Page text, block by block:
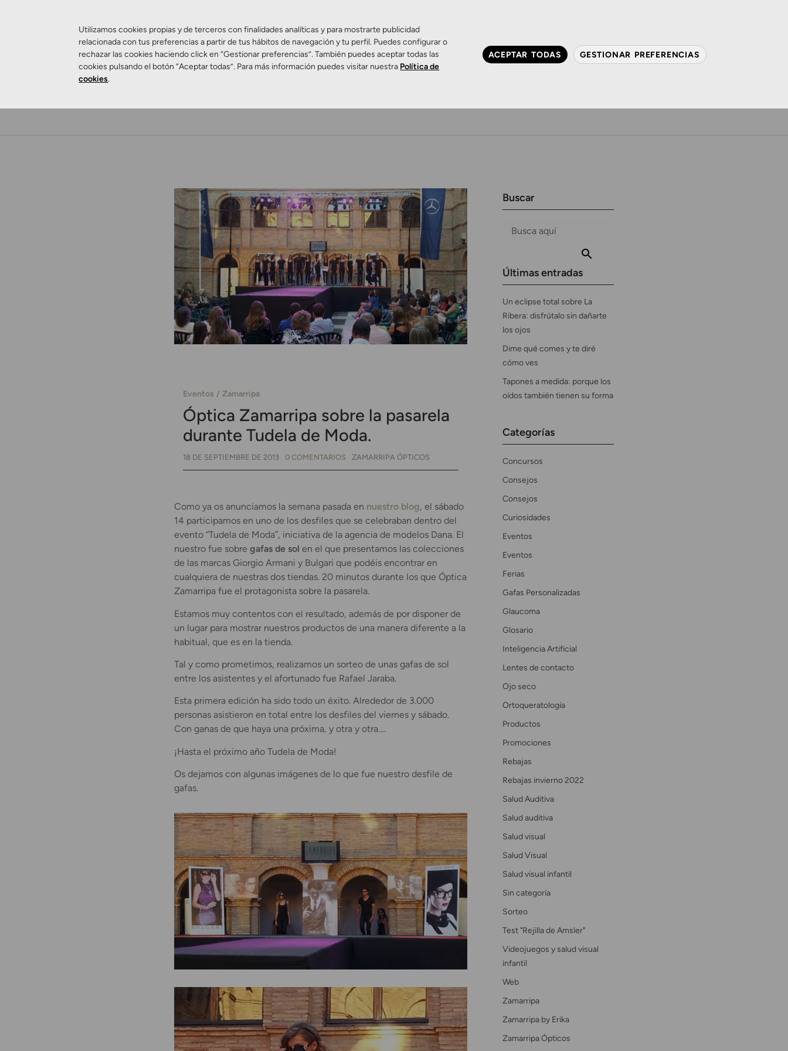
Eventos Zamarripa
Óptica Zamarripa sobre la pasarela
durante Tudela de Moda.
18 DE SEPTIEMBRE DE 2013 0 COMENTARIOS ZAMARRIPA ÓPTICOS
Como ya os anunciamos la semana pasada en nuestro blog, el sábado
14 participamos en uno de los desfiles que se celebraban dentro del
evento “Tudela de Moda”, iniciativa de la agencia de modelos Dana. El
nuestro fue sobre gafas de sol en el que presentamos las colecciones
de las marcas Giorgio Armani y Bulgari que podéis encontrar en
cualquiera de nuestras dos tiendas. 20 minutos durante los que Óptica
Zamarripa fue el protagonista sobre la pasarela.
Estamos muy contentos con el resultado, además de por disponer de
un lugar para mostrar nuestros productos de una manera diferente a la
habitual, que es en la tienda.
Tal y como prometimos, realizamos un sorteo de unas gafas de sol
entre los asistentes y el afortunado fue Rafael Jaraba.
Esta primera edición ha sido todo un éxito. Alrededor de 3.000
personas asistieron en total entre los desfiles del viernes y sábado.
Con ganas de que haya una próxima, y otra y otra….
¡Hasta el próximo año Tudela de Moda!
Os dejamos con algunas imágenes de lo que fue nuestro desfile de
gafas.
Buscar
Últimas entradas
Un eclipse total sobre La
Ribera: disfrútalo sin dañarte
los ojos
Dime qué comes y te diré
cómo ves
Tapones a medida: porque los
oídos también tienen su forma
Categorías
Concursos
Consejos
Consejos
Curiosidades
Eventos
Eventos
Ferias
Gafas Personalizadas
Glaucoma
Glosario
Inteligencia Artificial
Lentes de contacto
Ojo seco
Ortoqueratología
Productos
Promociones
Rebajas
Rebajas invierno 2022
Salud Auditiva
Salud auditiva
Salud visual
Salud Visual
Salud visual infantil
Sin categoría
Sorteo
Test "Rejilla de Amsler"
Videojuegos y salud visual
infantil
Web
Zamarripa
Zamarripa by Erika
Zamarripa Ópticos
Utilizamos cookies propias y de terceros con finalidades analíticas y para mostrarte publicidad
relacionada con tus preferencias a partir de tus hábitos de navegación y tu perfil. Puedes configurar o
rechazar las cookies haciendo click en “Gestionar preferencias”. También puedes aceptar todas las
cookies pulsando el botón “Aceptar todas”. Para más información puedes visitar nuestra Política de
cookies.
ACEPTAR TODAS GESTIONAR PREFERENCIAS